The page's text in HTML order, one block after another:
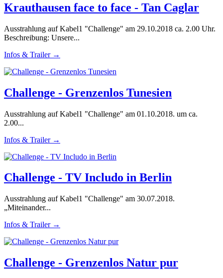
Krauthausen face to face - Tan Caglar
Ausstrahlung auf Kabel1 "Challenge" am 29.10.2018 ca. 2.00 Uhr.
Beschreibung: Unsere...
Infos & Trailer →
Challenge - Grenzenlos Tunesien
Ausstrahlung auf Kabel1 "Challenge" am 01.10.2018. um ca.
2.00...
Infos & Trailer →
Challenge - TV Includo in Berlin
Ausstrahlung auf Kabel1 "Challenge" am 30.07.2018.
„Miteinander...
Infos & Trailer →
Challenge - Grenzenlos Natur pur